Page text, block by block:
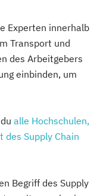
und
Experten innerhalb
Transport und
des Arbeitgebers
einbinden, um
alle Hochschulen,
des Supply Chain
Begriff des Supply